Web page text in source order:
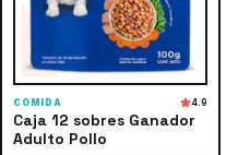
COMIDA 4.9
Caja 12 sobres Ganador
Adulto Pollo